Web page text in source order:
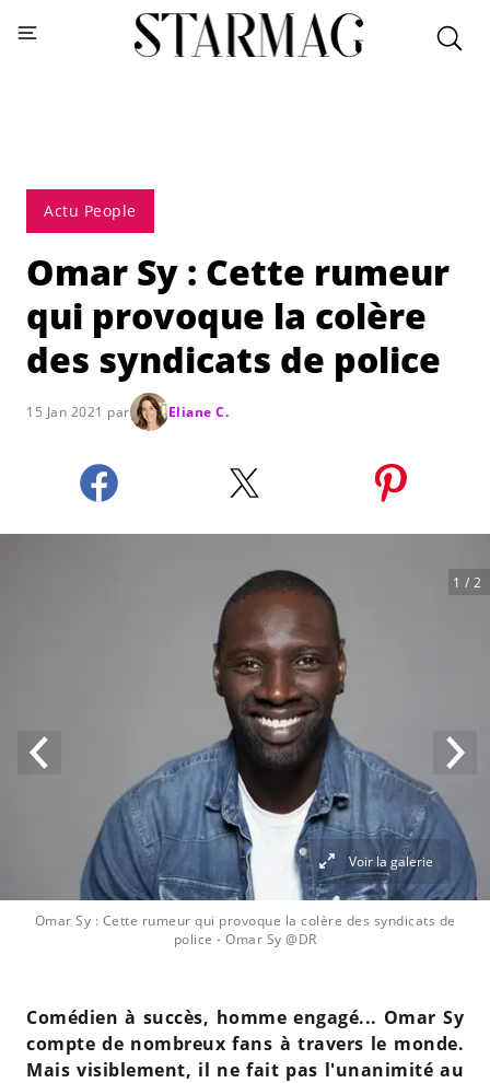
Actu People
Omar Sy : Cette rumeur
qui provoque la colère
des syndicats de police
15 Jan 2021 par Eliane C.
Omar Sy : Cette rumeur qui provoque la colère des syndicats de
police - Omar Sy @DR
1 / 2
Voir la galerie
Comédien à succès, homme engagé... Omar Sy
compte de nombreux fans à travers le monde.
Mais visiblement, il ne fait pas l'unanimité au